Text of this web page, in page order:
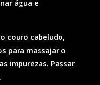
água e
couro cabeludo,
para massajar o
impurezas. Passar